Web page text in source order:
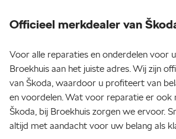
Officieel merkdealer van
Voor alle reparaties en onderdelen voor
Broekhuis aan het juiste adres. Wij zijn
van Škoda, waardoor u profiteert van
en voordelen. Wat voor reparatie er ook
Škoda, bij Broekhuis zorgen we ervoor.
altijd met aandacht voor uw belang als